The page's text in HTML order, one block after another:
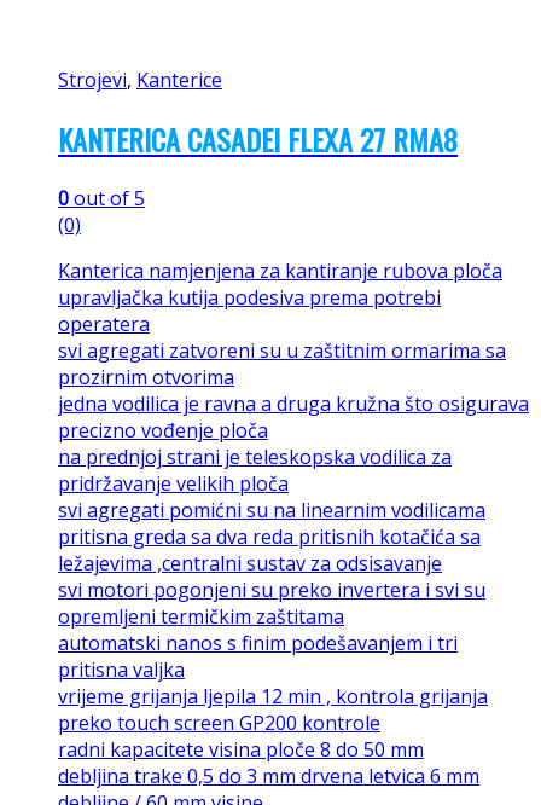
Strojevi, Kanterice
KANTERICA CASADEI FLEXA 27 RMA8
0out of 5
(0)
Kanterica namjenjena za kantiranje rubova ploča
upravljačka kutija podesiva prema potrebi
operatera
svi agregati zatvoreni su u zaštitnim ormarima sa
prozirnim otvorima
jedna vodilica je ravna a druga kružna što osigurava
precizno vođenje ploča
na prednjoj strani je teleskopska vodilica za
pridržavanje velikih ploča
svi agregati pomićni su na linearnim vodilicama
pritisna greda sa dva reda pritisnih kotačića sa
ležajevima ,centralni sustav za odsisavanje
svi motori pogonjeni su preko invertera i svi su
opremljeni termičkim zaštitama
automatski nanos s finim podešavanjem i tri
pritisna valjka
vrijeme grijanja ljepila 12 min , kontrola grijanja
preko touch screen GP200 kontrole
radni kapacitete visina ploče 8 do 50 mm
debljina trake 0,5 do 3 mm drvena letvica 6 mm